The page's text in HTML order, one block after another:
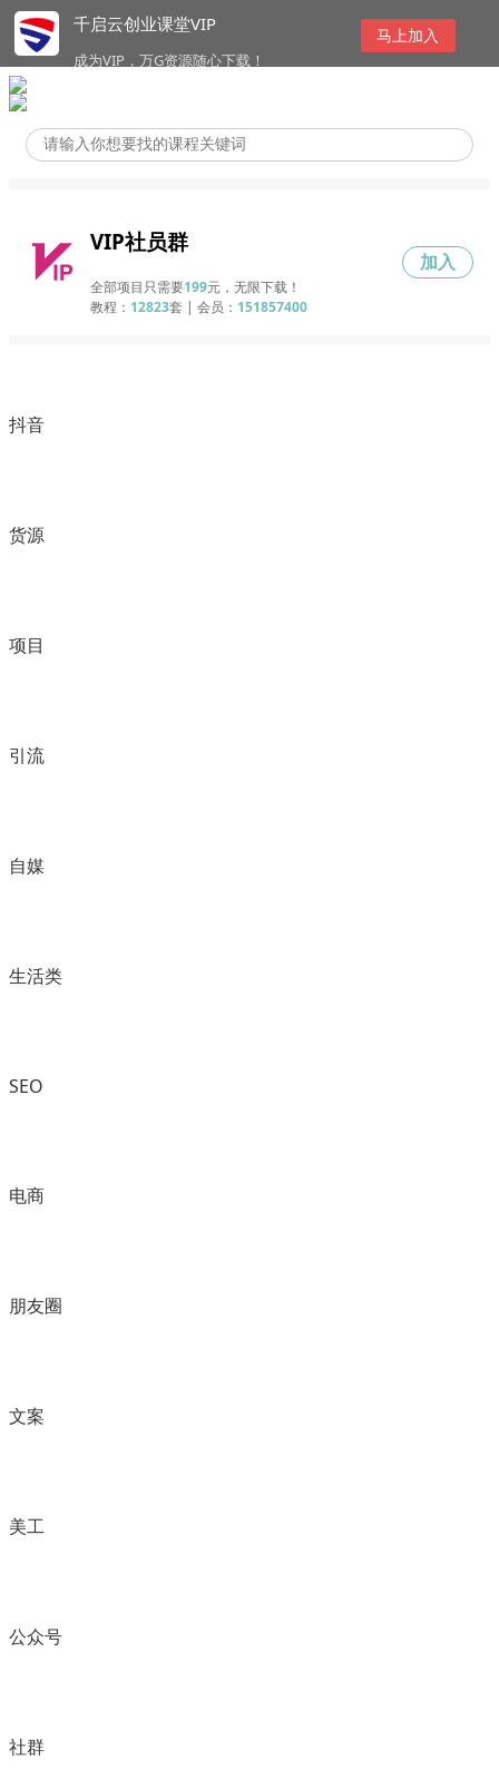
千启云创业课堂VIP
成为VIP，万G资源随心下载！
马上加入
VIP社员群
全部项目只需要199元，无限下载！
教程： 12823套 | 会员： 151857400
加入
抖音
货源
项目
引流
自媒
生活类
SEO
电商
朋友圈
文案
美工
公众号
社群